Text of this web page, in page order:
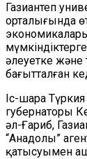
Газиантеп
орталығында
әлеуетке
бағытталған
Іс-шара
губернаторы
әл-Ғариб,
“Анадолы”
қатысуымен